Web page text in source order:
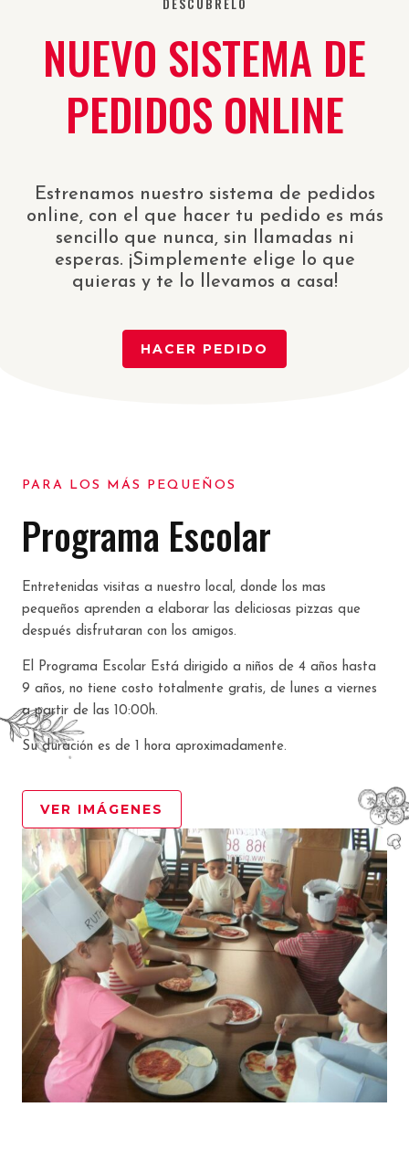
NUEVO SISTEMA DE
PEDIDOS ONLINE
Estrenamos nuestro sistema de pedidos
online, con el que hacer tu pedido es más
sencillo que nunca, sin llamadas ni
esperas. ¡Simplemente elige lo que
quieras y te lo llevamos a casa!
HACER PEDIDO
PARA LOS MÁS PEQUEÑOS
Programa Escolar
Entretenidas visitas a nuestro local, donde los mas
pequeños aprenden a elaborar las deliciosas pizzas que
después disfrutaran con los amigos.
El Programa Escolar Está dirigido a niños de 4 años hasta
9 años, no tiene costo totalmente gratis, de lunes a viernes
a partir de las 10:00h.
Su duración es de 1 hora aproximadamente.
VER IMÁGENES